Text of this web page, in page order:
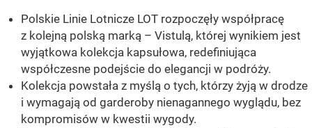
Polskie Linie Lotnicze LOT rozpoczęły współpracę
z kolejną polską marką – Vistulą, której wynikiem jest
wyjątkowa kolekcja kapsułowa, redefiniująca
współczesne podejście do elegancji w podróży.
Kolekcja powstała z myślą o tych, którzy żyją w drodze
i wymagają od garderoby nienagannego wyglądu, bez
kompromisów w kwestii wygody.